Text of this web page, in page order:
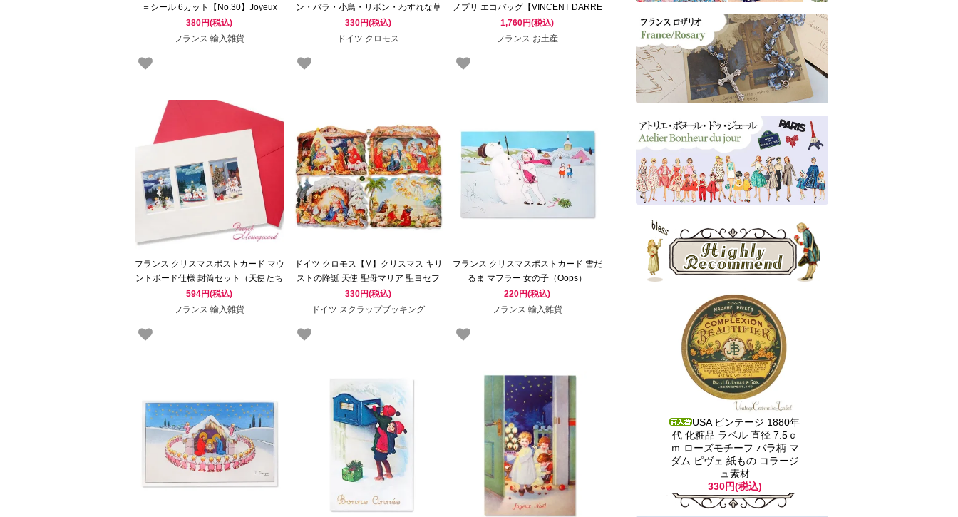
＝シール 6カット【No.30】Joyeux
Noël 聖なるクリスマス 天使 ハート ク
リスマスツリー
380円(税込)
フランス 輸入雑貨
ン・バラ・小鳥・リボン・わすれな草
＞
330円(税込)
ドイツ クロモス
ノプリ エコバッグ【VINCENT DARRE
コラボ・占星術モチーフ】
1,760円(税込)
フランス お土産
フランス クリスマスポストカード マウ
ントボード仕様 封筒セット（天使たち
のクリスマス）グリーティングカード
594円(税込)
フランス 輸入雑貨
ドイツ クロモス【M】クリスマス キリ
ストの降誕 天使 聖母マリア 聖ヨセフ
うさぎ シカ 小鳥 幸福のベル
330円(税込)
ドイツ スクラップブッキング
フランス クリスマスポストカード 雪だ
るま マフラー 女の子（Oops）
220円(税込)
フランス 輸入雑貨
USA ビンテージ 1880年
代 化粧品 ラベル 直径 7.5ｃ
ｍ ローズモチーフ バラ柄 マ
ダム ピヴェ 紙もの コラージ
ュ素材
330円(税込)